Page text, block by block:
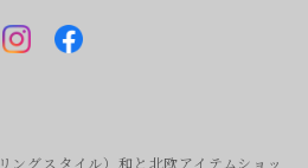
グスタイル）和と北欧アイテムショッ